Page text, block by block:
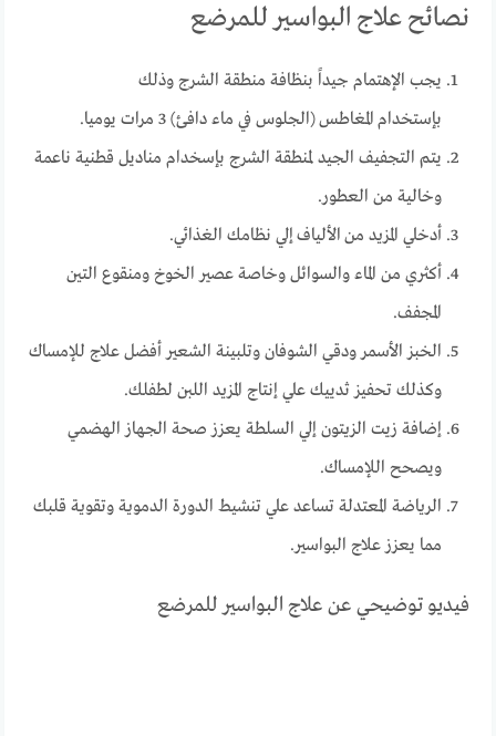
نصائح علاج البواسير للمرضع
يجب الإهتمام جيداً بنظافة منطقة الشرج وذلك
بإستخدام المغاطس (الجلوس في ماء دافئ) 3 مرات يوميا.
يتم التجفيف الجيد لمنطقة الشرج بإسخدام مناديل قطنية ناعمة
وخالية من العطور.
أدخلي المزيد من الألياف إلي نظامك الغذائي.
أكثري من الماء والسوائل وخاصة عصير الخوخ ومنقوع التين
المجفف.
الخبز الأسمر ودقي الشوفان وتلبينة الشعير أفضل علاج للإمساك
وكذلك تحفيز ثدييك علي إنتاج المزيد اللبن لطفلك.
إضافة زيت الزيتون إلي السلطة يعزز صحة الجهاز الهضمي
ويصحح اللإمساك.
الرياضة المعتدلة تساعد علي تنشيط الدورة الدموية وتقوية قلبك
مما يعزز علاج البواسير.
فيديو توضيحي عن علاج البواسير للمرضع